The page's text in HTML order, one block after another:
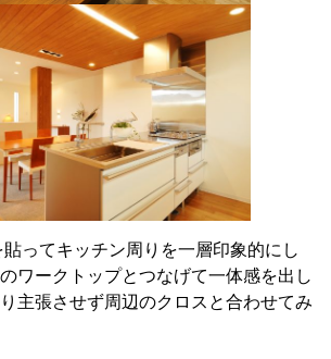
ってキッチン周りを一層印象的にし
ワークトップとつなげて一体感を出し
主張させず周辺のクロスと合わせてみ